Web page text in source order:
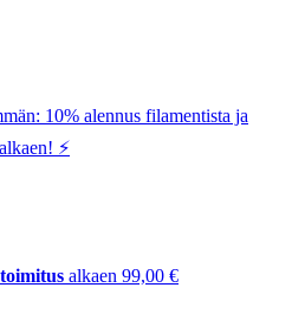
10% alennus filamentista ja
⚡️
alkaen 99,00 €